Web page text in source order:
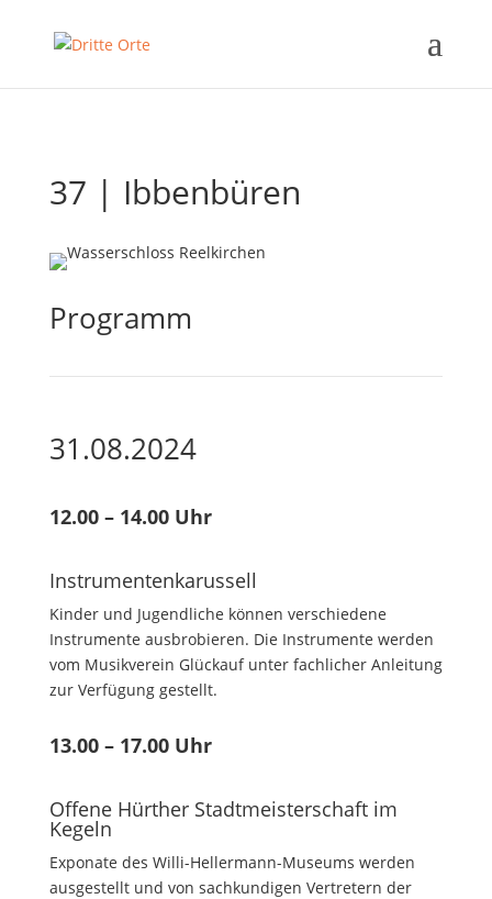
37 | Ibbenbüren
Programm
31.08.2024
12.00 – 14.00 Uhr
Instrumentenkarussell
Kinder und Jugendliche können verschiedene
Instrumente ausbrobieren. Die Instrumente werden
vom Musikverein Glückauf unter fachlicher Anleitung
zur Verfügung gestellt.
13.00 – 17.00 Uhr
Offene Hürther Stadtmeisterschaft im
Kegeln
Exponate des Willi-Hellermann-Museums werden
ausgestellt und von sachkundigen Vertretern der